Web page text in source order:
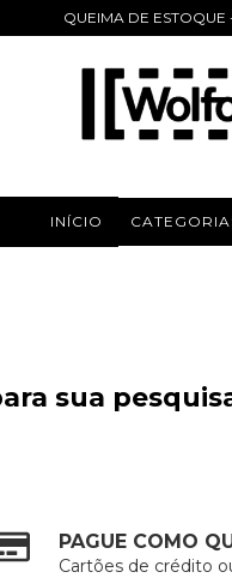
QUEIMA DE ESTOQUE
INÍCIO
sua
PAGUE COMO
Cartões de crédito